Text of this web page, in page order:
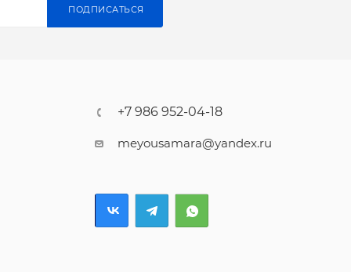
ПОДПИСАТЬСЯ
+7 986 952-04-18
meyousamara@yandex.ru